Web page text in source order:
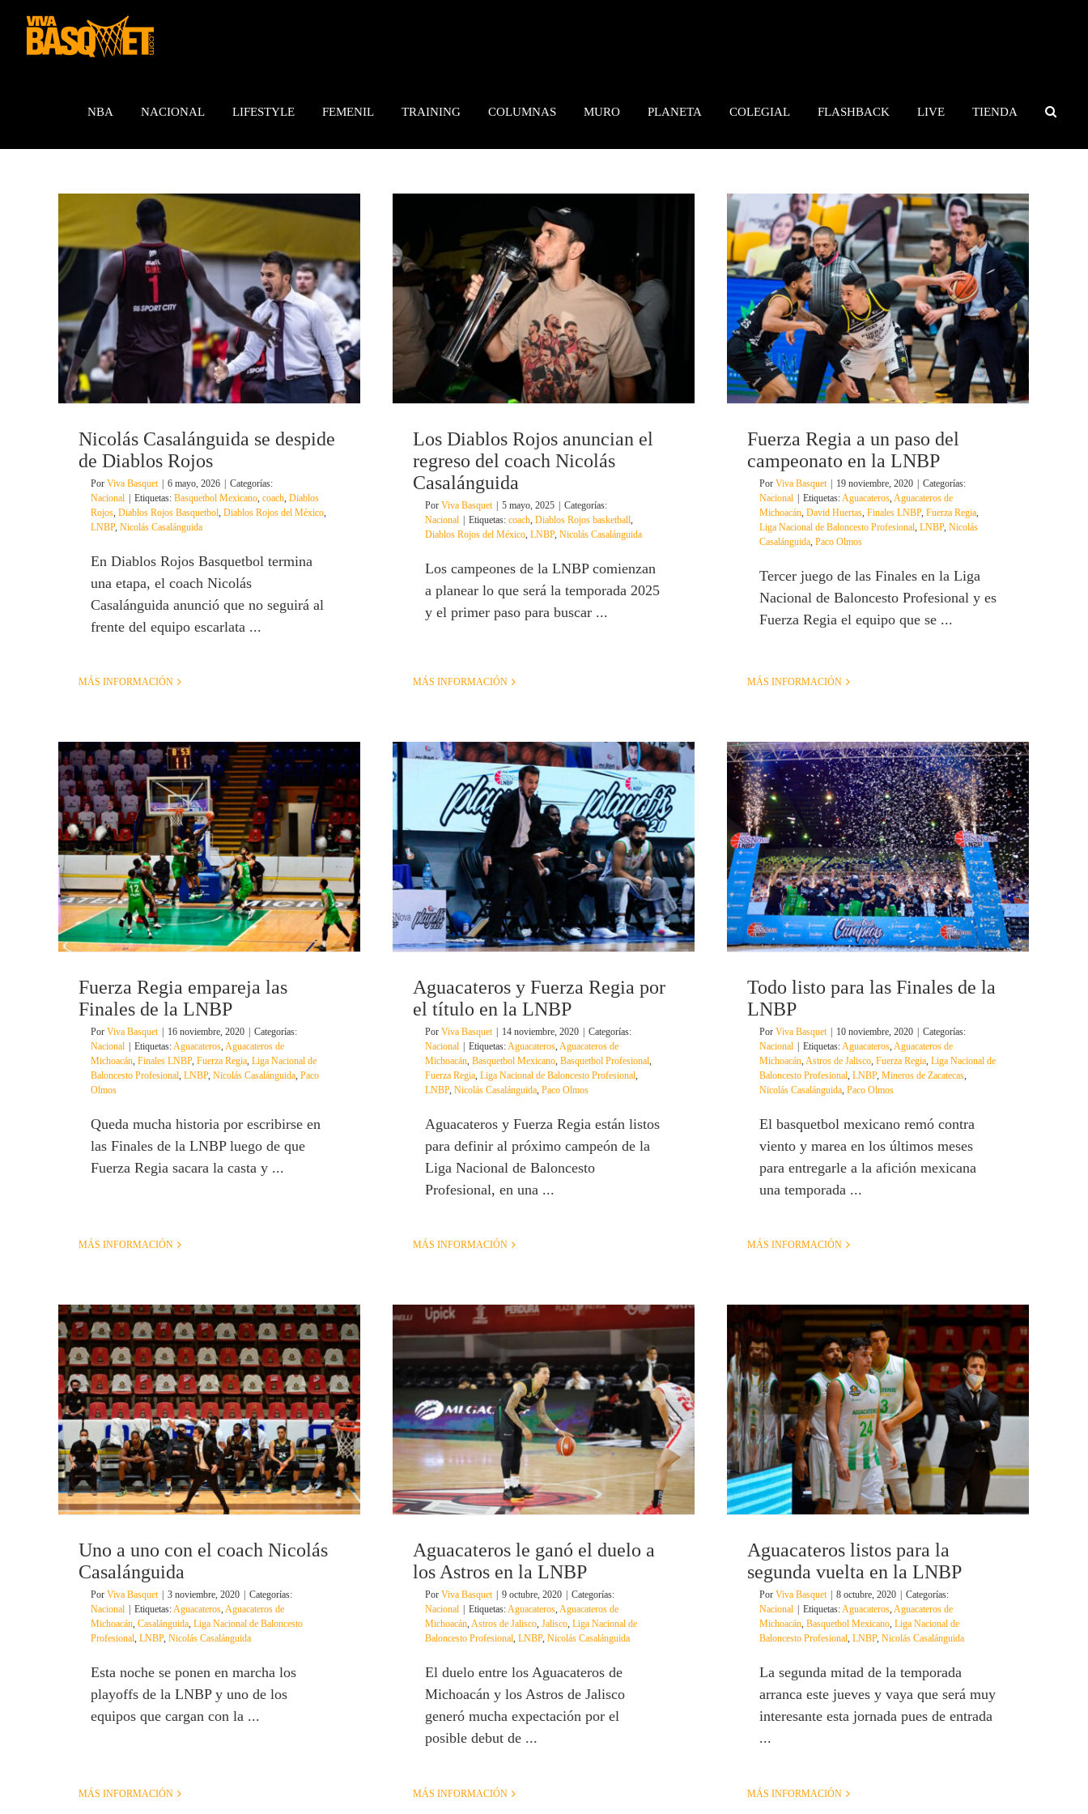
contenido
NBA NACIONAL LIFESTYLE FEMENIL TRAINING COLUMNAS MURO PLANETA COLEGIAL FLASHBACK LIVE TIENDA
Nicolás Casalánguida se despide
de Diablos Rojos
Por Viva Basquet 6 mayo, 2026
Categorías:
Nacional
Etiquetas: Basquetbol Mexicano, coach, Diablos
Rojos, Diablos Rojos Basquetbol, Diablos Rojos del México,
LNBP, Nicolás Casalánguida
En Diablos Rojos Basquetbol termina
una etapa, el coach Nicolás
Casalánguida anunció que no seguirá al
frente del equipo escarlata ...
MÁS INFORMACIÓN
Los Diablos Rojos anuncian el
regreso del coach Nicolás
Casalánguida
Por Viva Basquet 5 mayo, 2025
Categorías:
Nacional
Etiquetas: coach, Diablos Rojos basketball,
Diablos Rojos del México, LNBP, Nicolás Casalánguida
Los campeones de la LNBP comienzan
a planear lo que será la temporada 2025
y el primer paso para buscar ...
MÁS INFORMACIÓN
Fuerza Regia a un paso del
campeonato en la LNBP
Por Viva Basquet 19 noviembre, 2020
Categorías:
Nacional
Etiquetas:Aguacateros, Aguacateros de
Michoacán, David Huertas, Finales LNBP, Fuerza Regia,
Liga Nacional de Baloncesto Profesional, LNBP, Nicolás
Casalánguida, Paco Olmos
Tercer juego de las Finales en la Liga
Nacional de Baloncesto Profesional y es
Fuerza Regia el equipo que se ...
MÁS INFORMACIÓN
Fuerza Regia empareja las
Finales de la LNBP
Por Viva Basquet 16 noviembre, 2020
Categorías:
Nacional
Etiquetas:Aguacateros, Aguacateros de
Michoacán, Finales LNBP, Fuerza Regia, Liga Nacional de
Baloncesto Profesional, LNBP, Nicolás Casalánguida, Paco
Olmos
Queda mucha historia por escribirse en
las Finales de la LNBP luego de que
Fuerza Regia sacara la casta y ...
MÁS INFORMACIÓN
Aguacateros y Fuerza Regia por
el título en la LNBP
Por Viva Basquet 14 noviembre, 2020
Categorías:
Nacional
Etiquetas:Aguacateros, Aguacateros de
Michoacán, Basquetbol Mexicano, Basquetbol Profesional,
Fuerza Regia, Liga Nacional de Baloncesto Profesional,
LNBP, Nicolás Casalánguida, Paco Olmos
Aguacateros y Fuerza Regia están listos
para definir al próximo campeón de la
Liga Nacional de Baloncesto
Profesional, en una ...
MÁS INFORMACIÓN
Todo listo para las Finales de la
LNBP
Por Viva Basquet 10 noviembre, 2020
Categorías:
Nacional
Etiquetas:Aguacateros, Aguacateros de
Michoacán, Astros de Jalisco, Fuerza Regia, Liga Nacional de
Baloncesto Profesional, LNBP, Mineros de Zacatecas,
Nicolás Casalánguida, Paco Olmos
El basquetbol mexicano remó contra
viento y marea en los últimos meses
para entregarle a la afición mexicana
una temporada ...
MÁS INFORMACIÓN
Uno a uno con el coach Nicolás
Casalánguida
Por Viva Basquet 3 noviembre, 2020
Categorías:
Nacional
Etiquetas:Aguacateros, Aguacateros de
Michoacán, Casalánguida, Liga Nacional de Baloncesto
Profesional, LNBP, Nicolás Casalánguida
Esta noche se ponen en marcha los
playoffs de la LNBP y uno de los
equipos que cargan con la ...
MÁS INFORMACIÓN
Aguacateros le ganó el duelo a
los Astros en la LNBP
Por Viva Basquet 9 octubre, 2020
Categorías:
Nacional
Etiquetas:Aguacateros, Aguacateros de
Michoacán, Astros de Jalisco, Jalisco, Liga Nacional de
Baloncesto Profesional, LNBP, Nicolás Casalánguida
El duelo entre los Aguacateros de
Michoacán y los Astros de Jalisco
generó mucha expectación por el
posible debut de ...
MÁS INFORMACIÓN
Aguacateros listos para la
segunda vuelta en la LNBP
Por Viva Basquet 8 octubre, 2020
Categorías:
Nacional
Etiquetas:Aguacateros, Aguacateros de
Michoacán, Basquetbol Mexicano, Liga Nacional de
Baloncesto Profesional, LNBP, Nicolás Casalánguida
La segunda mitad de la temporada
arranca este jueves y vaya que será muy
interesante esta jornada pues de entrada
...
MÁS INFORMACIÓN